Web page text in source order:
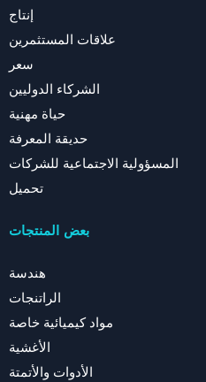
إنتاج
علاقات المستثمرين
سعر
الشركاء الدوليين
حياة مهنية
حديقة المعرفة
المسؤولية الاجتماعية للشركات
تحميل
بعض المنتجات
هندسة
الراتنجات
مواد كيميائية خاصة
الأغشية
الأدوات والأتمتة